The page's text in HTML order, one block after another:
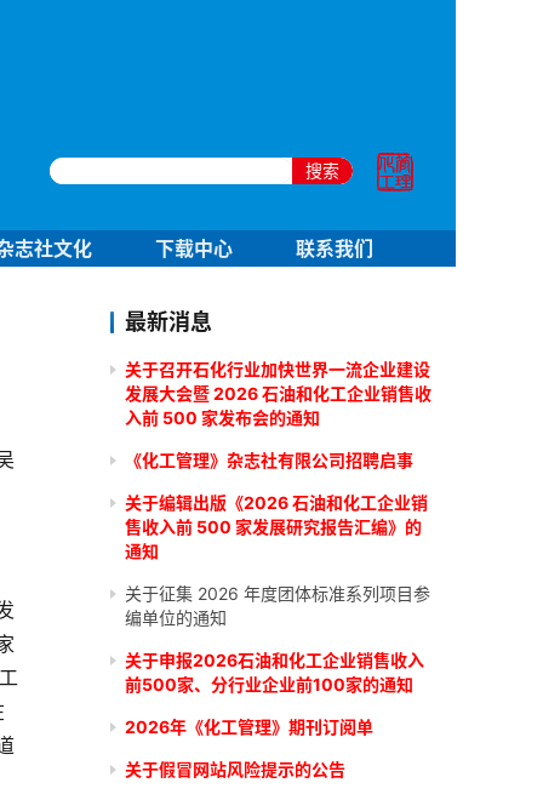
搜索
志社文化 下载中心 联系我们
最新消息
关于召开石化行业加快世界一流企业建设
发展大会暨 2026 石油和化工企业销售收
入前 500 家发布会的通知
《化工管理》杂志社有限公司招聘启事
关于编辑出版《2026 石油和化工企业销
售收入前 500 家发展研究报告汇编》的
通知
关于征集 2026 年度团体标准系列项目参
编单位的通知
关于申报2026石油和化工企业销售收入
前500家、分行业企业前100家的通知
2026年《化工管理》期刊订阅单
关于假冒网站风险提示的公告